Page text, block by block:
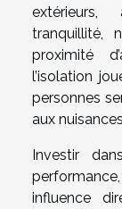
tranquillité,
proximité
l’isolation
personnes
aux
Investir
influence